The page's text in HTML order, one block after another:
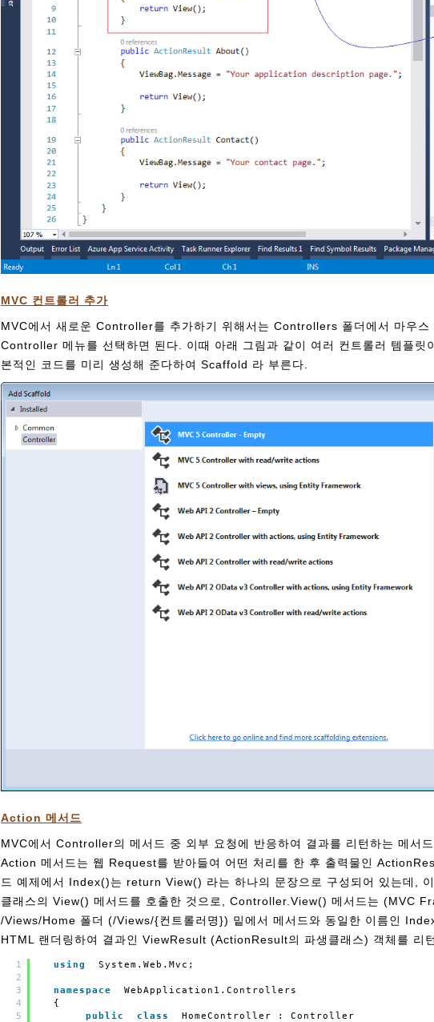
MVC 컨트롤러 추가
MVC에서 새로운 Controller를 추가하기 위해서는 Controllers 폴더에서 마우스
Controller 메뉴를 선택하면 된다. 이때 아래 그림과 같이 여러 컨트롤러 템플릿
본적인 코드를 미리 생성해 준다하여 Scaffold 라 부른다.
Action 메서드
MVC에서 Controller의 메서드 중 외부 요청에 반응하여 결과를 리턴하는 메서
Action 메서드는 웹 Request를 받아들여 어떤 처리를 한 후 출력물인
드 예제에서 Index()는 return View() 라는 하나의 문장으로 구성되어 있는데,
클래스의 View() 메서드를 호출한 것으로, Controller.View() 메서드는 (MVC
/Views/Home 폴더 (/Views/{컨트롤러명}) 밑에서 메서드와 동일한 이름인
HTML 랜더링하여 결과인 ViewResult (ActionResult의 파생클래스) 객체를 리
1
2
3
4
5
using System.Web.Mvc;
namespace
WebApplication1.Controllers
{
public
class
HomeController : Controller